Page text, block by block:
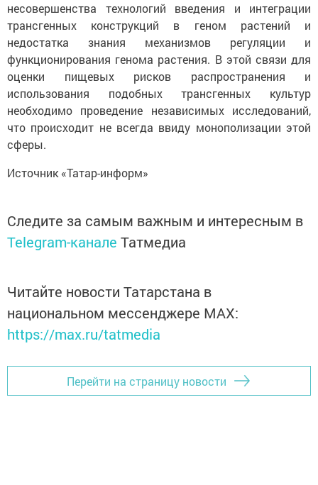
несовершенства технологий введения и интеграции
трансгенных конструкций в геном растений и
недостатка знания механизмов регуляции и
функционирования генома растения. В этой связи для
оценки пищевых рисков распространения и
использования подобных трансгенных культур
необходимо проведение независимых исследований,
что происходит не всегда ввиду монополизации этой
сферы.
Источник «Татар-информ»
Следите за самым важным и интересным в
Telegram-канале Татмедиа
Читайте новости Татарстана в
национальном мессенджере MАХ:
https://max.ru/tatmedia
Перейти на страницу новости